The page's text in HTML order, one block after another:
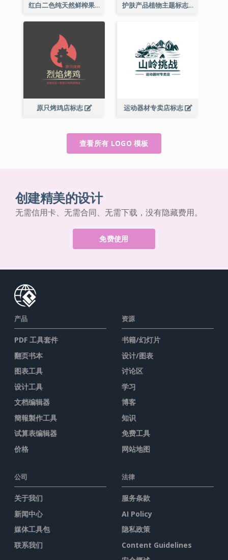
红白二色纯天然鲜榨果汁标志 护肤产品植物主题标志
原只烤鸡店标志 运动器材专卖店标志
查看所有 LOGO 模板
创建精美的设计
无需信用卡、无需合同、无需下载，没有隐藏费用。
免费使用
产品
PDF 工具套件
翻页书本
图表工具
设计工具
文档编辑器
簡報製作工具
试算表编辑器
价格
资源
书籍/幻灯片
设计/图表
讨论区
学习
博客
知识
免费工具
网站地图
公司
关于我们
新闻中心
媒体工具包
联系我们
法律
服务条款
AI Policy
隐私政策
Content Guidelines